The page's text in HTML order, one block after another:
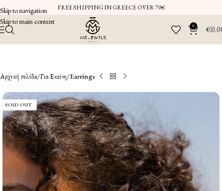
Skip to navigation
Skip to main content
FREE SHIPPING IN GREECE OVER 70€
0 €
Αρχική σελίδα Για Εκείνη Earrings
SOLD OUT